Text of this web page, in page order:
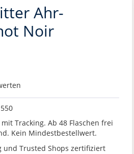
Ahr-
Noir
Tracking. Ab 48 Flaschen frei
Kein Mindestbestellwert.
und Trusted Shops zertifiziert